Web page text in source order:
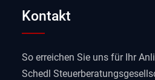
Kontakt
So erreichen Sie uns für Ihr
Schedl